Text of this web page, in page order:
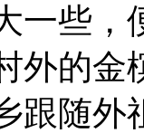
一些，
外的金
跟随外